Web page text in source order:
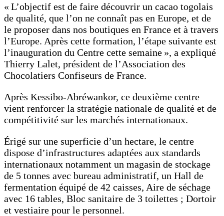
« L’objectif est de faire découvrir un cacao togolais
de qualité, que l’on ne connaît pas en Europe, et de
le proposer dans nos boutiques en France et à travers
l’Europe. Après cette formation, l’étape suivante est
l’inauguration du Centre cette semaine », a expliqué
Thierry Lalet, président de l’Association des
Chocolatiers Confiseurs de France.
Après Kessibo-Abréwankor, ce deuxième centre
vient renforcer la stratégie nationale de qualité et de
compétitivité sur les marchés internationaux.
Érigé sur une superficie d’un hectare, le centre
dispose d’infrastructures adaptées aux standards
internationaux notamment un magasin de stockage
de 5 tonnes avec bureau administratif, un Hall de
fermentation équipé de 42 caisses, Aire de séchage
avec 16 tables, Bloc sanitaire de 3 toilettes ; Dortoir
et vestiaire pour le personnel.